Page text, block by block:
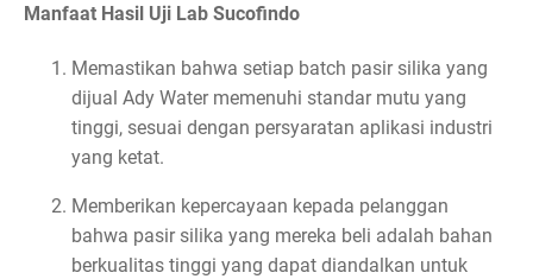
Manfaat Hasil Uji Lab Sucofindo
Memastikan bahwa setiap batch pasir silika yang
dijual Ady Water memenuhi standar mutu yang
tinggi, sesuai dengan persyaratan aplikasi industri
yang ketat.
Memberikan kepercayaan kepada pelanggan
bahwa pasir silika yang mereka beli adalah bahan
berkualitas tinggi yang dapat diandalkan untuk